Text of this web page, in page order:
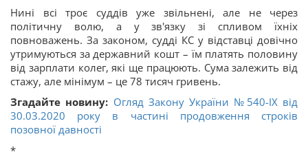
Нині всі троє суддів уже звільнені, але не через
політичну волю, а у зв'язку зі спливом їхніх
повноважень. За законом, судді КС у відставці довічно
утримуються за державний кошт – їм платять половину
від зарплати колег, які ще працюють. Сума залежить від
стажу, але мінімум – це 78 тисяч гривень.
Згадайте новину: Огляд Закону України №540-ІХ від
30.03.2020 року в частині продовження строків
позовної давності
*